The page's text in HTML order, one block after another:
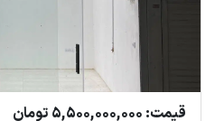
قیمت: 5,500,000,000 تومان